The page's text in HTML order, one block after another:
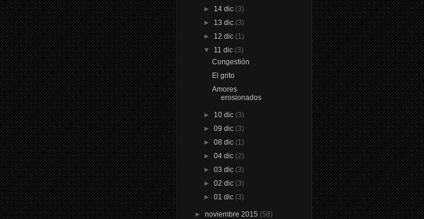
► 14 dic (3)
► 13 dic (3)
► 12 dic (1)
▼ 11 dic (3)
Congestión
El grito
Amores
erosionados
► 10 dic (3)
► 09 dic (3)
► 08 dic (1)
► 04 dic (2)
► 03 dic (3)
► 02 dic (3)
► 01 dic (3)
►noviembre 2015 (58)